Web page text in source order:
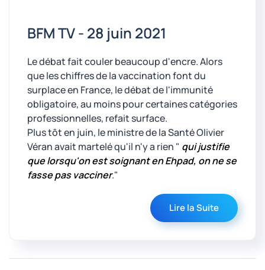
BFM TV - 28 juin 2021
Le débat fait couler beaucoup d'encre. Alors
que les chiffres de la vaccination font du
surplace en France, le débat de l'immunité
obligatoire, au moins pour certaines catégories
professionnelles, refait surface.
Plus tôt en juin, le ministre de la Santé Olivier
Véran avait martelé qu'il n'y a rien " qui justifie
que lorsqu'on est soignant en Ehpad, on ne se
fasse pas vacciner."
Lire la Suite